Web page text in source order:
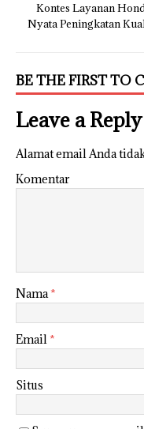
Kontes Layanan
Nyata Peningkatan
BE THE FIRST TO
Leave a Reply
Alamat email Anda
Komentar
Nama*
Email *
Situs